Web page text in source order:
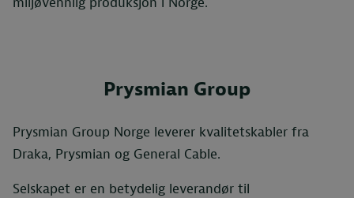
Prysmian Group
Prysmian Group Norge leverer kvalitetskabler fra
Draka, Prysmian og General Cable.
Selskapet er en betydelig leverandør til